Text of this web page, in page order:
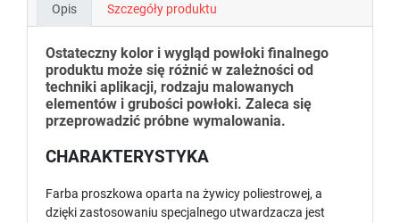
Opis Szczegóły produktu
Ostateczny kolor i wygląd powłoki finalnego
produktu może się różnić w zależności od
techniki aplikacji, rodzaju malowanych
elementów i grubości powłoki. Zaleca się
przeprowadzić próbne wymalowania.
CHARAKTERYSTYKA
Farba proszkowa oparta na żywicy poliestrowej, a
dzięki zastosowaniu specjalnego utwardzacza jest